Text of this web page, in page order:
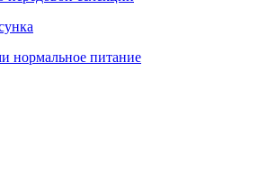
нормальное питание